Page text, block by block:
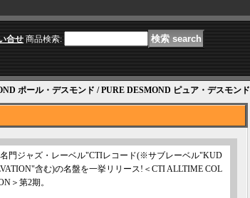
合せ 商品検索:
ポール・デスモンド / PURE DESMOND ピュア・デスモンド
門ジャズ・レーベル"CTIレコード(※サブレーベル"KUD
含む)の名盤を一挙リリース!＜CTI ALLTIME COL
＞第2期。